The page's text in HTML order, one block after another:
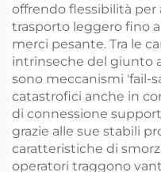
offrendo flessibilità per
trasporto leggero fino
merci pesante. Tra le
intrinseche del giunto
sono meccanismi 'fail-
catastrofici anche in
di connessione
grazie alle sue stabili
caratteristiche di
operatori traggono